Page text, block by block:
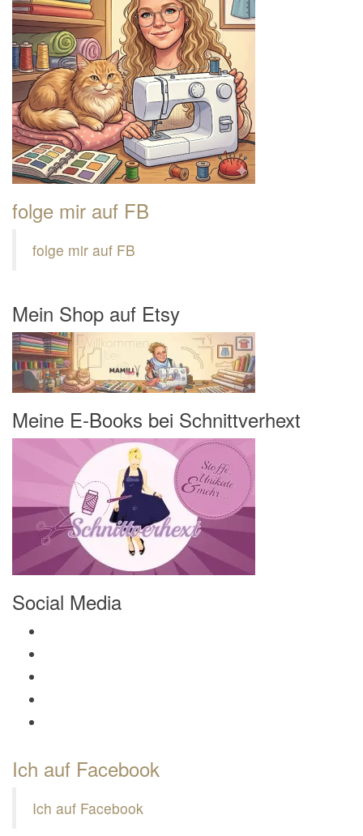
folge mir auf FB
folge mir auf FB
Mein Shop auf Etsy
Meine E-Books bei Schnittverhext
Social Media
Ich auf Facebook
Ich auf Facebook